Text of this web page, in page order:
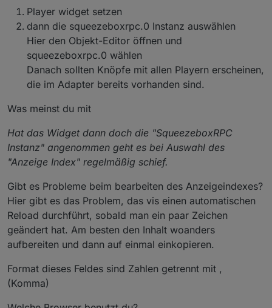
Player widget setzen
dann die squeezeboxrpc.0 Instanz auswählen
Hier den Objekt-Editor öffnen und
squeezeboxrpc.0 wählen
Danach sollten Knöpfe mit allen Playern erscheinen,
die im Adapter bereits vorhanden sind.
Was meinst du mit
Hat das Widget dann doch die "SqueezeboxRPC
Instanz" angenommen geht es bei Auswahl des
"Anzeige Index" regelmäßig schief.
Gibt es Probleme beim bearbeiten des Anzeigeindexes?
Hier gibt es das Problem, das vis einen automatischen
Reload durchführt, sobald man ein paar Zeichen
geändert hat. Am besten den Inhalt woanders
aufbereiten und dann auf einmal einkopieren.
Format dieses Feldes sind Zahlen getrennt mit ,
(Komma)